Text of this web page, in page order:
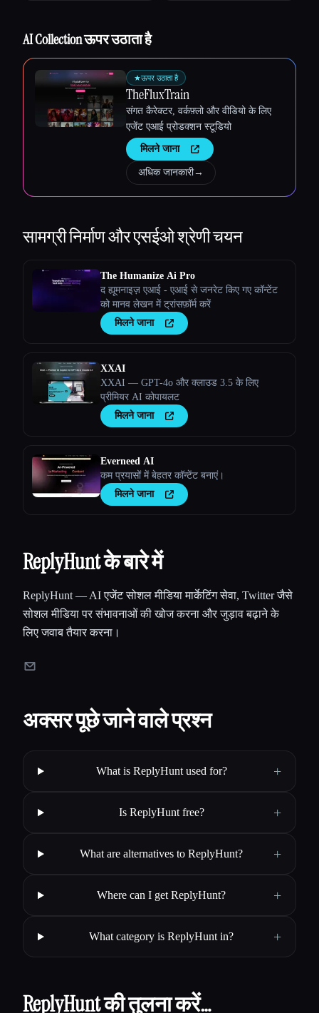
Esc
AI Collection ऊपर उठाता है
★ऊपर उठाता है
TheFluxTrain
संगत कैरेक्टर, वर्कफ़्लो और वीडियो के लिए
एजेंट एआई प्रोडक्शन स्टूडियो
मिलने जाना
अधिक जानकारी→
सामग्री निर्माण और एसईओश्रेणी चयन
The Humanize Ai Pro
द ह्यूमनाइज़ एआई - एआई से जनरेट किए गए कॉन्टेंट
को मानव लेखन में ट्रांसफ़ॉर्म करें
मिलने जाना
XXAI
XXAI — GPT-4o और क्लाउड 3.5 के लिए
प्रीमियर AI कोपायलट
मिलने जाना
Everneed AI
कम प्रयासों में बेहतर कॉन्टेंट बनाएं।
मिलने जाना
ReplyHunt के बारे में
ReplyHunt — AI एजेंट सोशल मीडिया मार्केटिंग सेवा, Twitter जैसे
सोशल मीडिया पर संभावनाओं की खोज करना और जुड़ाव बढ़ाने के
लिए जवाब तैयार करना।
अक्सर पूछे जाने वाले प्रश्न
What is ReplyHunt used for? +
Is ReplyHunt free? +
What are alternatives to ReplyHunt? +
Where can I get ReplyHunt? +
What category is ReplyHunt in? +
ReplyHunt की तुलना करें…